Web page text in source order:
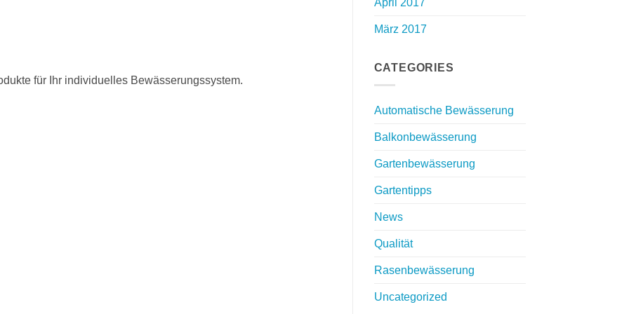
für Ihr individuelles Bewässerungssystem.
April 2017
März 2017
CATEGORIES
Automatische Bewässerung
Balkonbewässerung
Gartenbewässerung
Gartentipps
News
Qualität
Rasenbewässerung
Uncategorized